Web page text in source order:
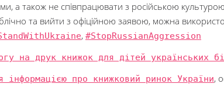
а також не співпрацювати з російською
та вийти з офіційною заявою, можна
, #StopRussianAggression
на друк книжок для дітей українських
інформацією про книжковий ринок України,